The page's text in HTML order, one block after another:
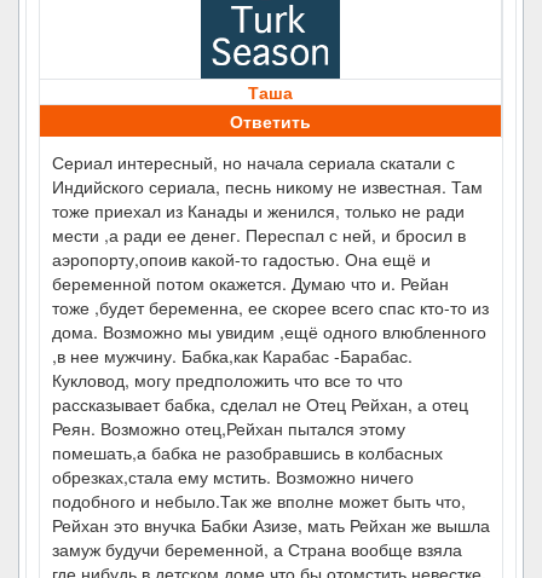
Таша
Ответить
Сериал интересный, но начала сериала скатали с
Индийского сериала, песнь никому не известная. Там
тоже приехал из Канады и женился, только не ради
мести ,а ради ее денег. Переспал с ней, и бросил в
аэропорту,опоив какой-то гадостью. Она ещё и
беременной потом окажется. Думаю что и. Рейан
тоже ,будет беременна, ее скорее всего спас кто-то из
дома. Возможно мы увидим ,ещё одного влюбленного
,в нее мужчину. Бабка,как Карабас -Барабас.
Кукловод, могу предположить что все то что
рассказывает бабка, сделал не Отец Рейхан, а отец
Реян. Возможно отец,Рейхан пытался этому
помешать,а бабка не разобравшись в колбасных
обрезках,стала ему мстить. Возможно ничего
подобного и небыло.Так же вполне может быть что,
Рейхан это внучка Бабки Азизе, мать Рейхан же вышла
замуж будучи беременной, а Страна вообще взяла